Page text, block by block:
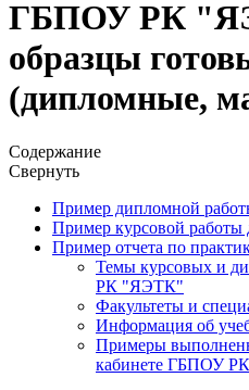
ГБПОУ РК
образцы
(дипломные,
Содержание
Свернуть
Пример дипломной
Пример курсовой
Пример отчета по
Темы курсовых и
РК "ЯЭТК"
Факультеты и
Информация об
Примеры
кабинете ГБПОУ